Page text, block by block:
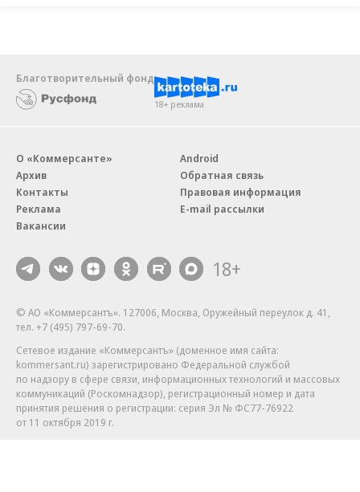
Благотворительный фонд
18+ реклама
О «Коммерсанте»
Архив
Контакты
Реклама
Вакансии
Android
Обратная связь
Правовая информация
E-mail рассылки
18+
© АО «Коммерсантъ». 127006, Москва, Оружейный переулок д. 41,
тел. +7 (495) 797-69-70.
Сетевое издание «Коммерсантъ» (доменное имя сайта:
kommersant.ru) зарегистрировано Федеральной службой
по надзору в сфере связи, информационных технологий и массовых
коммуникаций (Роскомнадзор), регистрационный номер и дата
принятия решения о регистрации: серия Эл № ФС77-76922
от 11 октября 2019 г.